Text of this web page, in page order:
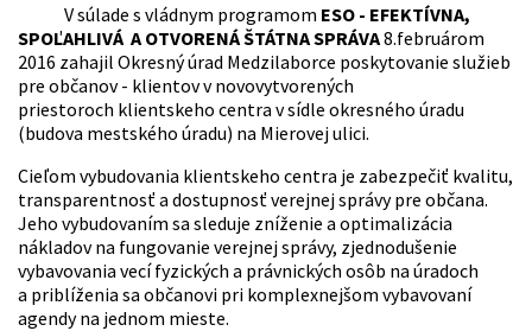
V súlade s vládnym programom ESO - EFEKTÍVNA,
SPOĽAHLIVÁ A OTVORENÁ ŠTÁTNA SPRÁVA8.februárom
2016 zahajil Okresný úrad Medzilaborce poskytovanie služieb
pre občanov - klientov v novovytvorených
priestoroch klientskeho centra v sídle okresného úradu
(budova mestského úradu) na Mierovej ulici.
Cieľom vybudovania klientskeho centra je zabezpečiť kvalitu,
transparentnosť a dostupnosť verejnej správy pre občana.
Jeho vybudovaním sa sleduje zníženie a optimalizácia
nákladov na fungovanie verejnej správy, zjednodušenie
vybavovania vecí fyzických a právnických osôb na úradoch
a priblíženia sa občanovi pri komplexnejšom vybavovaní
agendy na jednom mieste.